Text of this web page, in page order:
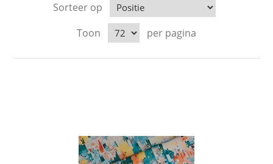
Sorteer op
Toon
per pagina